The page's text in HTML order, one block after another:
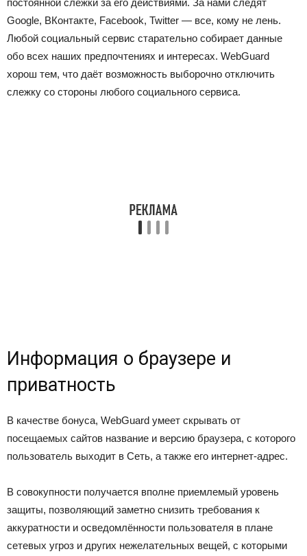
постоянной слежки за его действиями. За нами следят
Google, ВКонтакте, Facebook, Twitter — все, кому не лень.
Любой социальный сервис старательно собирает данные
обо всех наших предпочтениях и интересах. WebGuard
хорош тем, что даёт возможность выборочно отключить
слежку со стороны любого социального сервиса.
Информация о браузере и
приватность
В качестве бонуса, WebGuard умеет скрывать от
посещаемых сайтов название и версию браузера, с которого
пользователь выходит в Сеть, а также его интернет-адрес.
В совокупности получается вполне приемлемый уровень
защиты, позволяющий заметно снизить требования к
аккуратности и осведомлённости пользователя в плане
сетевых угроз и других нежелательных вещей, с которыми